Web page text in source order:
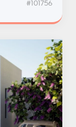
#101756